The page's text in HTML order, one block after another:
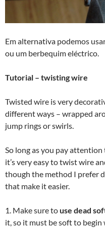
Em alternativa podemos
ou um berbequim eléctrico.
Tutorial – twisting wire
Twisted wire is very
different ways – wrapped
jump rings or swirls.
So long as you pay
it’s very easy to twist wire
though the method I prefer
that make it easier.
1. Make sure touse dead
it, so it must be soft to